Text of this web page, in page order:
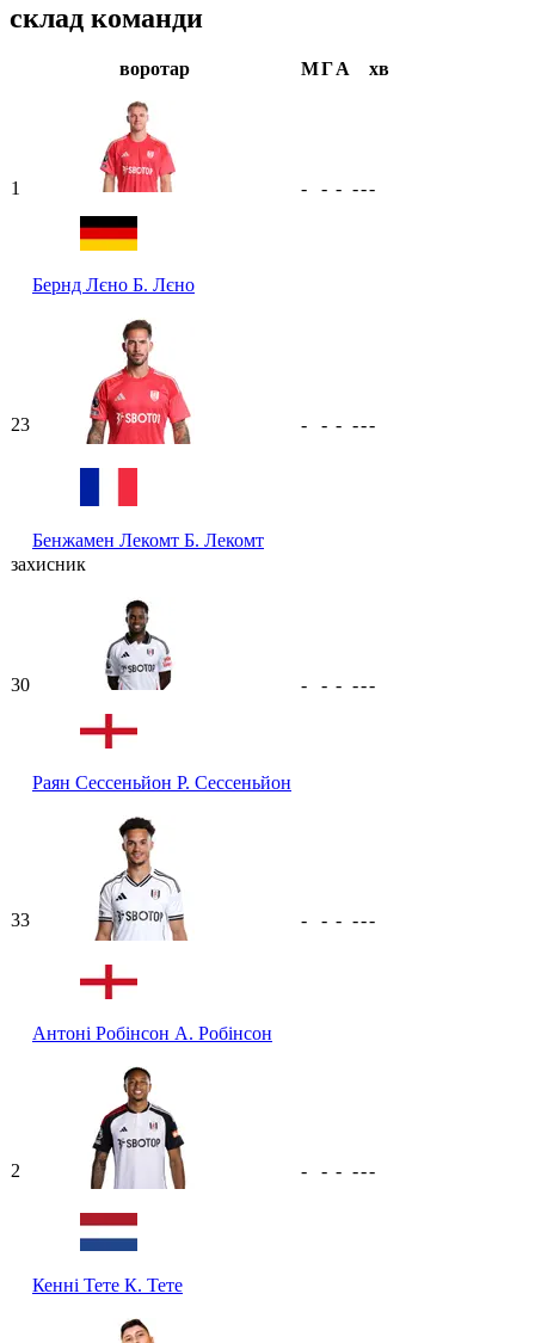
склад команди
воротар МГА хв
1
Бернд Лєно Б. Лєно
- - - ---
23
Бенжамен Лекомт Б. Лекомт
- - - ---
захисник
30
Раян Сессеньйон Р. Сессеньйон
- - - ---
33
Антоні Робінсон А. Робінсон
- - - ---
2
Кенні Тете К. Тете
- - - ---